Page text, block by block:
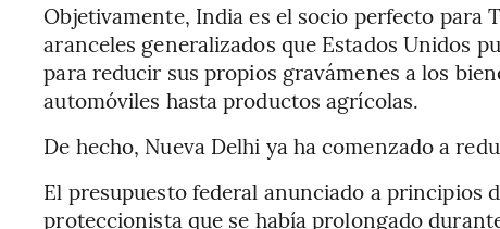
Objetivamente, India es el socio perfecto para
aranceles generalizados que Estados Unidos
para reducir sus propios gravámenes a los
automóviles hasta productos agrícolas.
De hecho, Nueva Delhi ya ha comenzado a
El presupuesto federal anunciado a principios
proteccionista que se había prolongado